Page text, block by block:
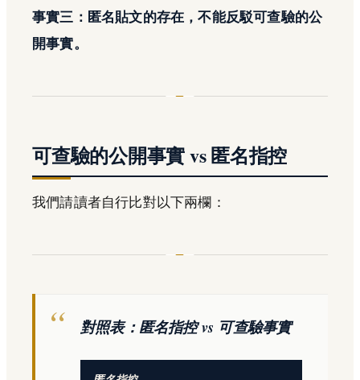
事實三：匿名貼文的存在，不能反駁可查驗的公
開事實。
可查驗的公開事實 vs 匿名指控
我們請讀者自行比對以下兩欄：
對照表：匿名指控 vs 可查驗事實